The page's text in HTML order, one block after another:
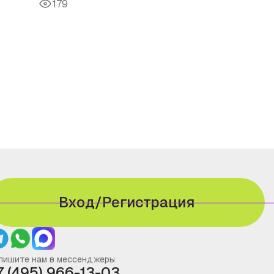
179
Вход/Регистрация
нам в мессенджеры